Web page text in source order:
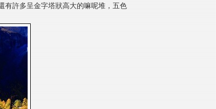
有許多呈金字塔狀高大的嘛呢堆，五色